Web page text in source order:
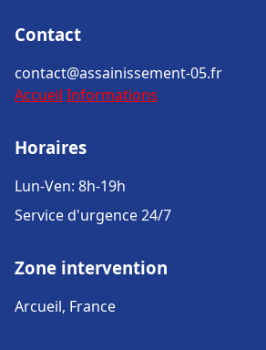
Contact
contact@assainissement-05.fr
Accueil Informations
Horaires
Lun-Ven: 8h-19h
Service d'urgence 24/7
Zone intervention
Arcueil, France